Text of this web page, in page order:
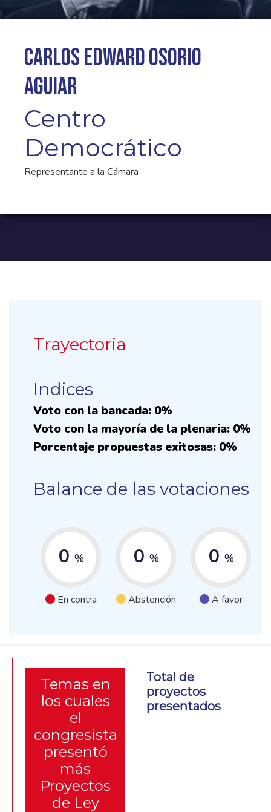
Carlos Edward Osorio
Aguiar
Centro
Democrático
Representante a la Cámara
Trayectoria
Indices
Voto con la bancada: 0%
Voto con la mayoría de la plenaria: 0%
Porcentaje propuestas exitosas: 0%
Balance de las votaciones
0 %
En contra
0 %
Abstención
0 %
A favor
Temas en
los cuales
el
congresista
presentó
más
Proyectos
de Ley
Total de
proyectos
presentados